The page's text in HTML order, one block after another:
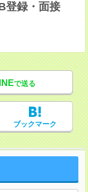
登録・面接
で送る
ブックマーク